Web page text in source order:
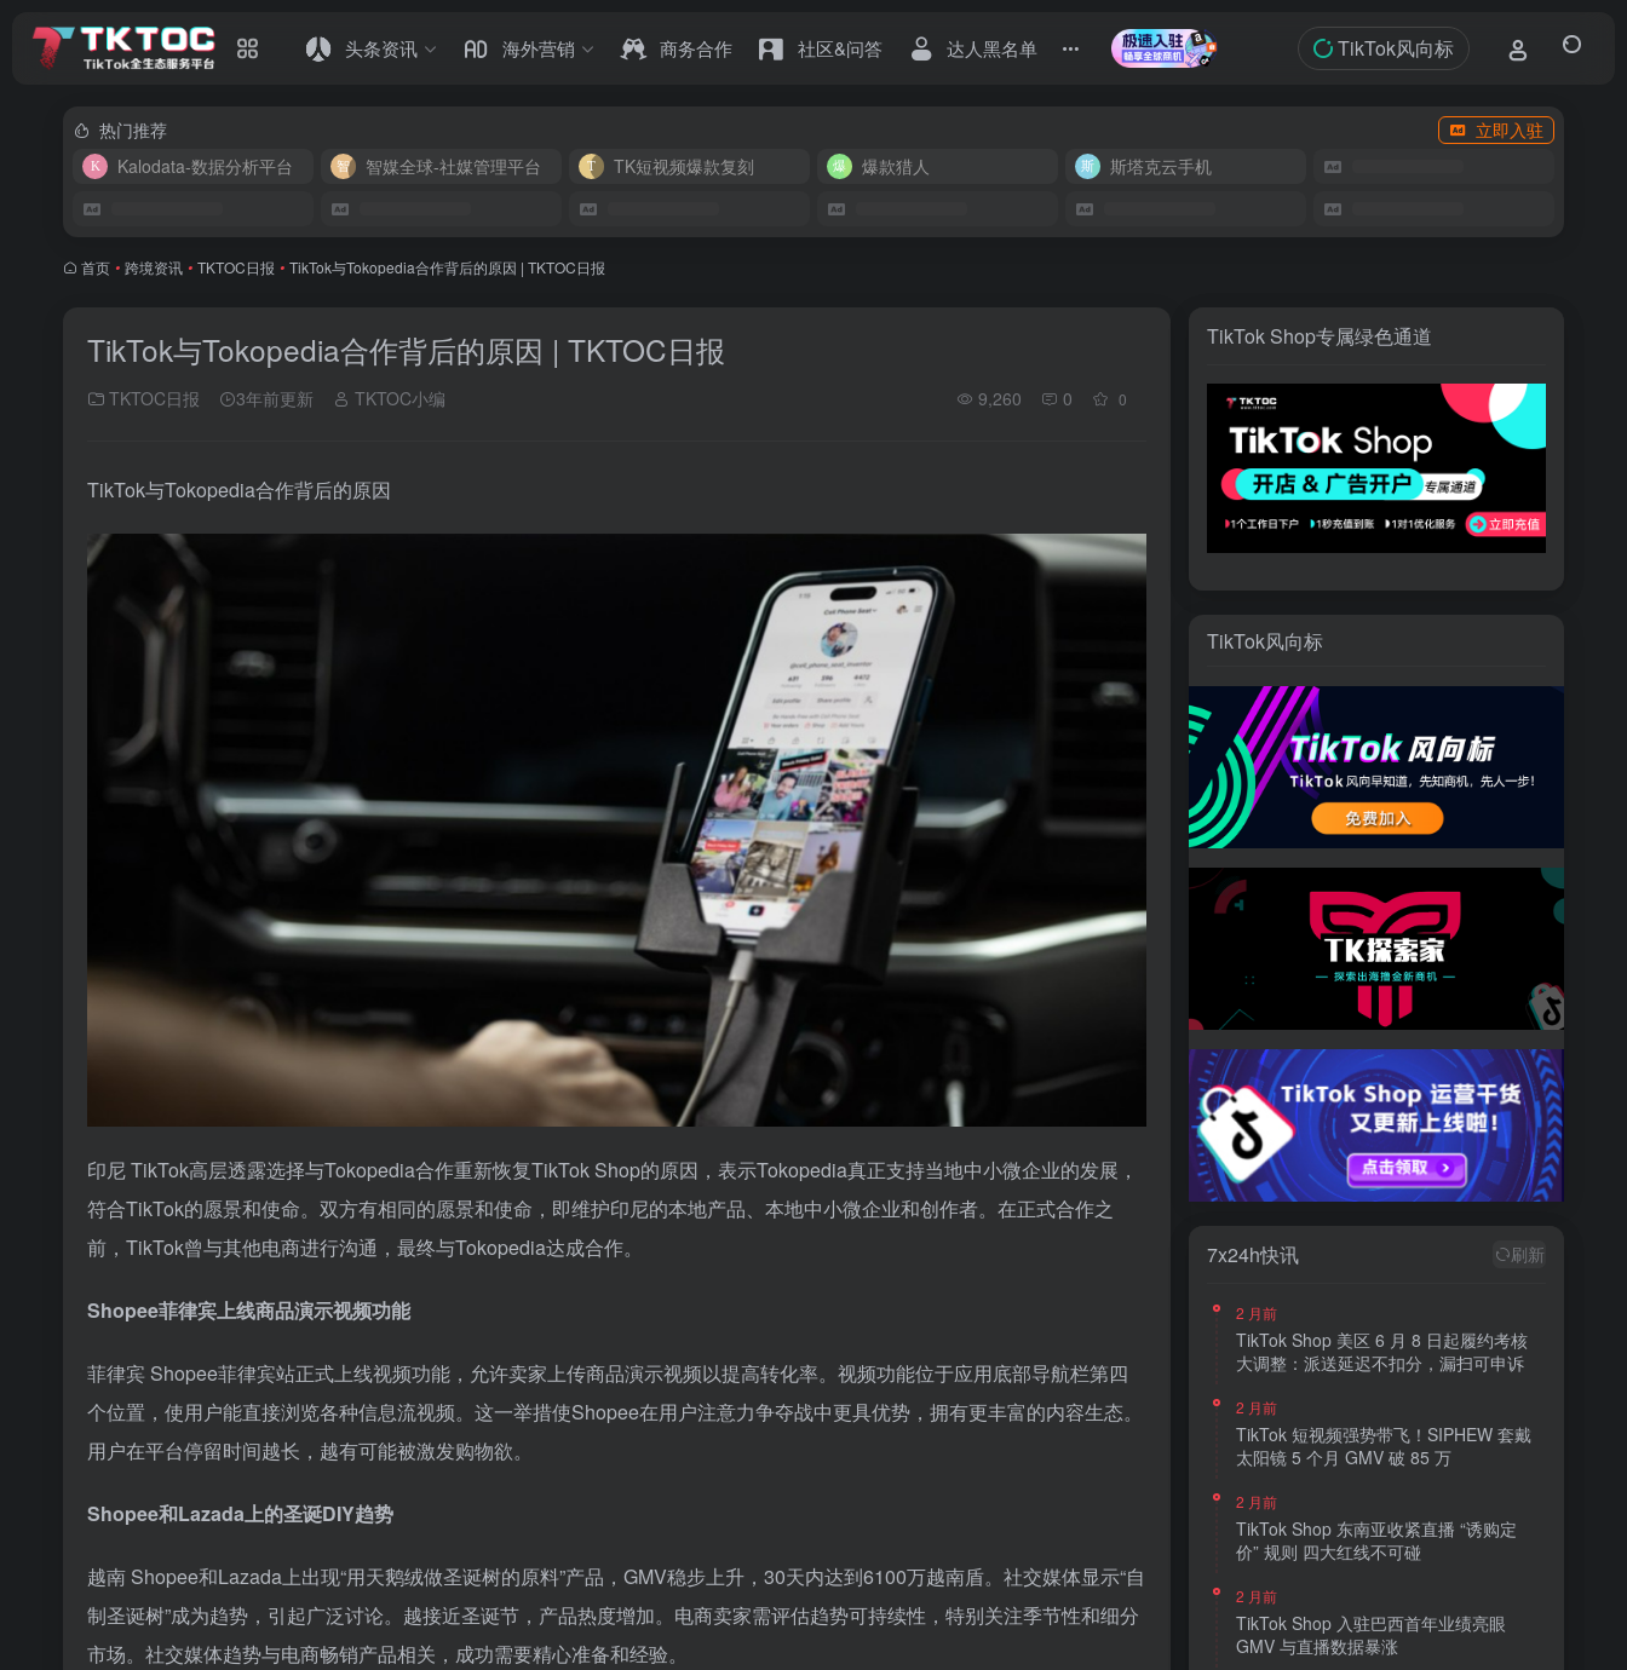
头条资讯 海外营销 商务合作 社区&问答 达人黑名单 TikTok风向标
热门推荐
立即入驻
Kalodata-数据分析平台
智媒全球-社媒管理平台 TK短视频爆款复刻 爆款猎人 斯塔克云手机
首页 • 跨境资讯 • TKTOC日报 • TikTok与Tokopedia合作背后的原因 | TKTOC日报
TikTok与Tokopedia合作背后的原因 | TKTOC日报
TKTOC日报 3年前更新 TKTOC小编 9,260 0 0
TikTok与Tokopedia合作背后的原因
印尼 TikTok高层透露选择与Tokopedia合作重新恢复TikTok Shop的原因，表示Tokopedia真正支持当地中小微企业的发展，
符合TikTok的愿景和使命。双方有相同的愿景和使命，即维护印尼的本地产品、本地中小微企业和创作者。在正式合作之
前，TikTok曾与其他电商进行沟通，最终与Tokopedia达成合作。
Shopee菲律宾上线商品演示视频功能
菲律宾 Shopee菲律宾站正式上线视频功能，允许卖家上传商品演示视频以提高转化率。视频功能位于应用底部导航栏第四
个位置，使用户能直接浏览各种信息流视频。这一举措使Shopee在用户注意力争夺战中更具优势，拥有更丰富的内容生态。
用户在平台停留时间越长，越有可能被激发购物欲。
Shopee和Lazada上的圣诞DIY趋势
越南 Shopee和Lazada上出现“用天鹅绒做圣诞树的原料”产品，GMV稳步上升，30天内达到6100万越南盾。社交媒体显示“自
制圣诞树”成为趋势，引起广泛讨论。越接近圣诞节，产品热度增加。电商卖家需评估趋势可持续性，特别关注季节性和细分
市场。社交媒体趋势与电商畅销产品相关，成功需要精心准备和经验。
TikTok Shop专属绿色通道
TikTok风向标
7x24h快讯 刷新
2 月前
TikTok Shop 美区 6 月 8 日起履约考核
大调整：派送延迟不扣分，漏扫可申诉
2 月前
TikTok 短视频强势带飞！SIPHEW 套戴
太阳镜 5 个月 GMV 破 85 万
2 月前
TikTok Shop 东南亚收紧直播 “诱购定
价” 规则 四大红线不可碰
2 月前
TikTok Shop 入驻巴西首年业绩亮眼
GMV 与直播数据暴涨